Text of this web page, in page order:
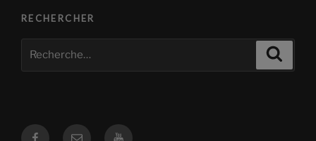
RECHERCHER
FacebookCourriel Youtube